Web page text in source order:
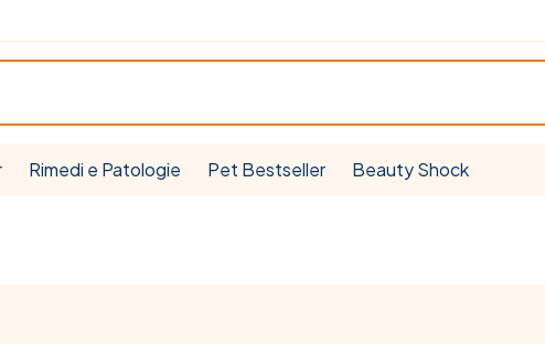
Rimedi e Patologie Pet Bestseller Beauty Shock